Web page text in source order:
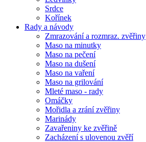
Srdce
Kořínek
Rady a návody
Zmrazování a rozmraz. zvěřiny
Maso na minutky
Maso na pečení
Maso na dušení
Maso na vaření
Maso na grilování
Mleté maso - rady
Omáčky
Mořidla a zrání zvěřiny
Marinády
Zavařeniny ke zvěřině
Zacházení s ulovenou zvěří